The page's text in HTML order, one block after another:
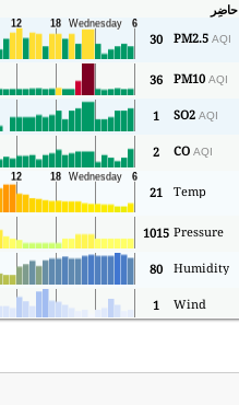
حاضِر
PM2.5 AQI
30
PM10 AQI
36
SO2 AQI
1
CO AQI
2
Temp
21
Pressure
1015
Humidity
80
Wind
1